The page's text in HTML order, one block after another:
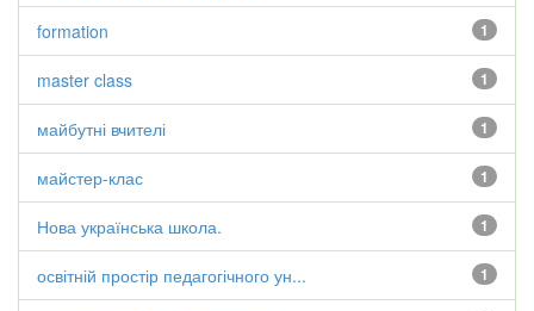
1
formation
1
master class
1
майбутні вчителі
1
майстер-клас
1
Нова українська школа.
1
освітній простір педагогічного ун...